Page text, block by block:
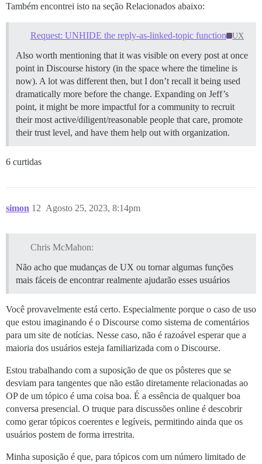
Também encontrei isto na seção Relacionados abaixo:
Request: UNHIDE the reply-as-linked-topic function UX
Also worth mentioning that it was visible on every post at once
point in Discourse history (in the space where the timeline is
now). A lot was different then, but I don’t recall it being used
dramatically more before the change. Expanding on Jeff’s
point, it might be more impactful for a community to recruit
their most active/diligent/reasonable people that care, promote
their trust level, and have them help out with organization.
6 curtidas
simon Agosto 25, 2023, 8:14pm
12
Chris McMahon:
Não acho que mudanças de UX ou tornar algumas funções
mais fáceis de encontrar realmente ajudarão esses usuários
Você provavelmente está certo. Especialmente porque o caso de uso
que estou imaginando é o Discourse como sistema de comentários
para um site de notícias. Nesse caso, não é razoável esperar que a
maioria dos usuários esteja familiarizada com o Discourse.
Estou trabalhando com a suposição de que os pôsteres que se
desviam para tangentes que não estão diretamente relacionadas ao
OP de um tópico é uma coisa boa. É a essência de qualquer boa
conversa presencial. O truque para discussões online é descobrir
como gerar tópicos coerentes e legíveis, permitindo ainda que os
usuários postem de forma irrestrita.
Minha suposição é que, para tópicos com um número limitado de